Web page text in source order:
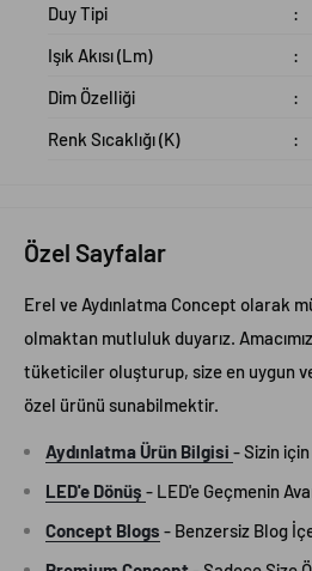
Duy Tipi
:
Işık Akısı (Lm)
:
Dim Özelliği
:
Renk Sıcaklığı (K)
:
Özel Sayfalar
Erel ve Aydınlatma Concept olarak
olmaktan mutluluk duyarız.
tüketiciler oluşturup, size en uygun
özel ürünü sunabilmektir.
Aydınlatma Ürün Bilgisi - Sizin
LED'e Dönüş - LED'e Geçmenin
Concept Blogs - Benzersiz Blog